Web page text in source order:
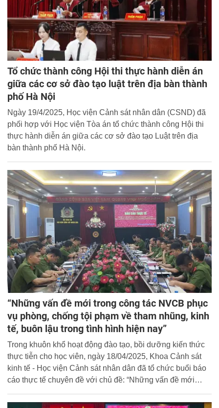
Tổ chức thành công Hội thi thực hành diễn án
giữa các cơ sở đào tạo luật trên địa bàn thành
phố Hà Nội
Ngày 19/4/2025, Học viện Cảnh sát nhân dân (CSND) đã
phối hợp với Học viện Tòa án tổ chức thành công Hội thi
thực hành diễn án giữa các cơ sở đào tạo Luật trên địa
bàn thành phố Hà Nội.
“Những vấn đề mới trong công tác NVCB phục
vụ phòng, chống tội phạm về tham nhũng, kinh
tế, buôn lậu trong tình hình hiện nay”
Trong khuôn khổ hoạt động đào tạo, bồi dưỡng kiến thức
thực tiễn cho học viên, ngày 18/04/2025, Khoa Cảnh sát
kinh tế - Học viện Cảnh sát nhân dân đã tổ chức buổi báo
cáo thực tế chuyên đề với chủ đề: “Những vấn đề mới
phạm về tham nhũng, kinh tế, buôn lậu trong tình hình hiện